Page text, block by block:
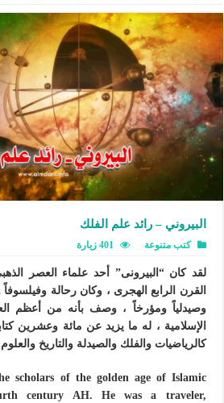
البيروني – رائد علم الفلك
كتب متنوعة 401 زيارة
لقد كان “البيرونى” أحد علماء العصر
القرن الرابع الهجرى ، وكان رحالة وفيلسوفاً
وصيدلياً ومؤرخاً ، وصف بأنه من أعظم
الإسلامية ، له ما يزيد عن مائة وعشرين
كالرياضيات والفلك والصيدلة والتاريخ
scholars of the golden age of Islamic
century AH. He was a traveler,